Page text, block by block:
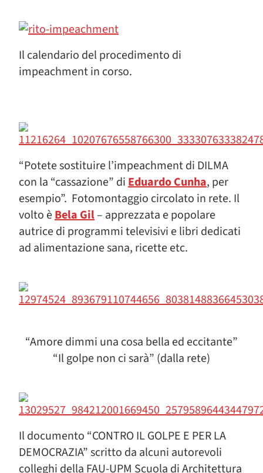
Il calendario del procedimento di
impeachment in corso.
“Potete sostituire l’impeachment di DILMA
con la “cassazione” diEduardo Cunha, per
esempio”. Fotomontaggio circolato in rete. Il
volto èBela Gil– apprezzata e popolare
autrice di programmi televisivi e libri dedicati
ad alimentazione sana, ricette etc.
“Amore dimmi una cosa bella ed eccitante”
“Il golpe non ci sarà” (dalla rete)
Il documento “CONTRO IL GOLPE E PER LA
DEMOCRAZIA” scritto da alcuni autorevoli
colleghi della FAU-UPM Scuola di Architettura